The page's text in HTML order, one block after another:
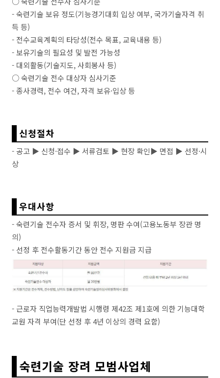
- 숙련기술 보유 정도(기능경기대회 입상 여부, 국가기술자격 취
득 등)
- 전수교육계획의 타당성(전수 목표, 교육내용 등)
- 보유기술의 필요성 및 발전 가능성
- 대외활동(기술지도, 사회봉사 등)
○ 숙련기술 전수 대상자 심사기준
- 종사경력, 전수 여건, 자격 보유·입상 등
신청절차
- 공고 ▶ 신청·접수 ▶ 서류검토 ▶ 현장 확인▶ 면접 ▶ 선정·시
상
우대사항
- 숙련기술 전수자 증서 및 휘장, 명판 수여(고용노동부 장관 명
의)
- 선정 후 전수활동기간 동안 전수 지원금 지급
- 근로자 직업능력개발법 시행령 제42조 제1호에 의한 기능대학
교원 자격 부여(단 선정 후 4년 이상의 경력 요함)
숙련기술 장려 모범사업체